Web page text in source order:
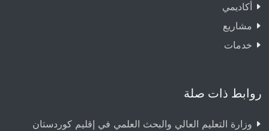
أكاديمي
مشاريع
خدمات
روابط ذات صلة
وزارة التعليم العالي والبحث العلمي في إقليم كوردستان